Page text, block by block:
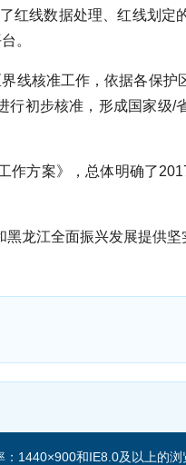
红线数据处理、红线划定
。
核准工作，依据各保护
初步核准，形成国家级/
方案》，总体明确了
龙江全面振兴发展提供坚
1440×900和IE8.0及以上的浏